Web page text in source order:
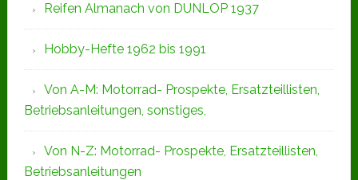
Reifen Almanach von DUNLOP 1937
Hobby-Hefte 1962 bis 1991
Von A-M: Motorrad- Prospekte, Ersatzteillisten,
Betriebsanleitungen, sonstiges,
Von N-Z: Motorrad- Prospekte, Ersatzteillisten,
Betriebsanleitungen